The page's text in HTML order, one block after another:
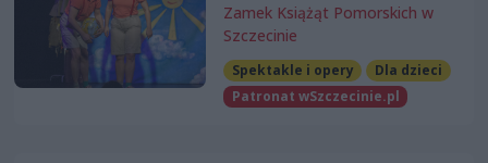
Zamek Książąt Pomorskich w
Szczecinie
Spektakle i opery
Dla dzieci
Patronat wSzczecinie.pl